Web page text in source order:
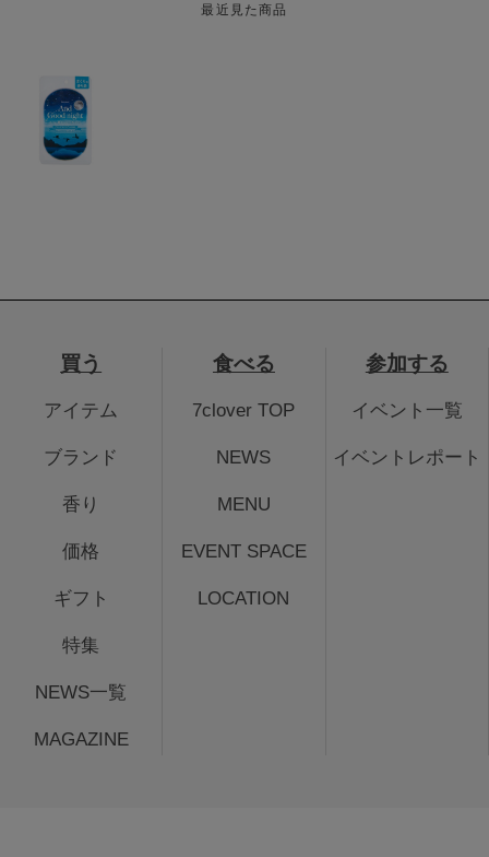
最近見た商品
買う
アイテム
ブランド
香り
価格
ギフト
特集
NEWS一覧
MAGAZINE
食べる
7clover TOP
NEWS
MENU
EVENT SPACE
LOCATION
参加する
イベント一覧
イベントレポート